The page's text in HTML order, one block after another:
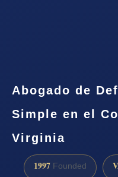
Abogado de
Simple en el
Virginia
1997 Founded